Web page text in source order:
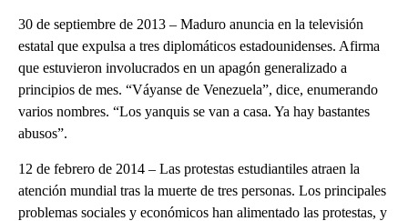
30 de septiembre de 2013 – Maduro anuncia en la televisión
estatal que expulsa a tres diplomáticos estadounidenses. Afirma
que estuvieron involucrados en un apagón generalizado a
principios de mes. “Váyanse de Venezuela”, dice, enumerando
varios nombres. “Los yanquis se van a casa. Ya hay bastantes
abusos”.
12 de febrero de 2014 – Las protestas estudiantiles atraen la
atención mundial tras la muerte de tres personas. Los principales
problemas sociales y económicos han alimentado las protestas, y